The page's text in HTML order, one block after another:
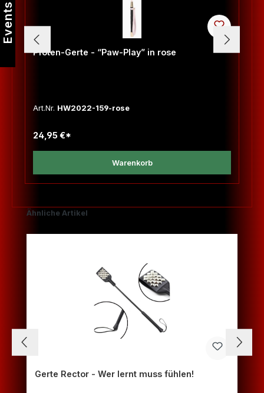
Pfoten-Gerte - “Paw-Play” in rose
Art.Nr. HW2022-159-rose
24,95 €*
Warenkorb
Produktgalerie überspringen
Ähnliche Artikel
Gerte Rector - Wer lernt muss fühlen!
Events